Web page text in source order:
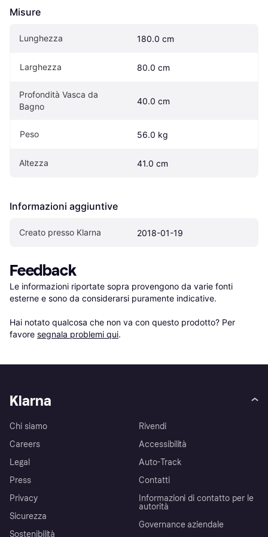
Misure
Lunghezza 180.0 cm
Larghezza 80.0 cm
Profondità Vasca da
Bagno
40.0 cm
Peso 56.0 kg
Altezza 41.0 cm
Informazioni aggiuntive
Creato presso Klarna 2018-01-19
Feedback
Le informazioni riportate sopra provengono da varie fonti
esterne e sono da considerarsi puramente indicative.
Hai notato qualcosa che non va con questo prodotto? Per
favore segnala problemi qui.
Klarna
Chi siamo
Careers
Legal
Press
Privacy
Sicurezza
Sostenibilità
Rivendi
Accessibilità
Auto-Track
Contatti
Informazioni di contatto per le
autorità
Governance aziendale